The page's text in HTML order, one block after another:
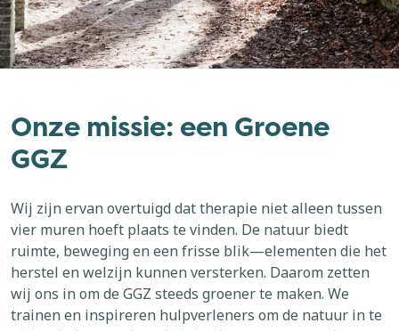
Onze missie: een Groene
GGZ
Wij zijn ervan overtuigd dat therapie niet alleen tussen
vier muren hoeft plaats te vinden. De natuur biedt
ruimte, beweging en een frisse blik—elementen die het
herstel en welzijn kunnen versterken. Daarom zetten
wij ons in om de GGZ steeds groener te maken. We
trainen en inspireren hulpverleners om de natuur in te